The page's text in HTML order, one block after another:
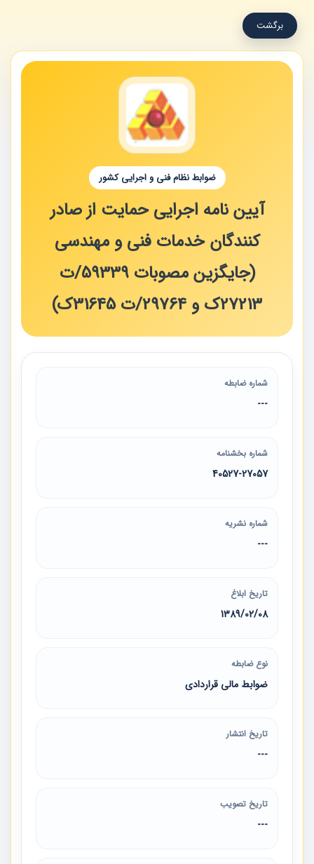
برگشت
ضوابط نظام فنی و اجرایی کشور
آیین نامه اجرایی حمایت از صادر
کنندگان خدمات فنی و مهندسی
(جایگزین مصوبات 59339/ت
27213ک و 29764/ت 31645ک)
شماره ضابطه
---
شماره بخشنامه
40527-27057
شماره نشریه
---
تاریخ ابلاغ
1389/02/08
نوع ضابطه
ضوابط مالی قراردادی
تاریخ انتشار
---
تاریخ تصویب
---